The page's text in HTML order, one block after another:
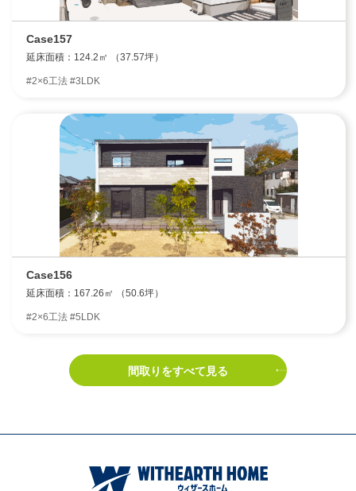
Case157
延床面積：124.2㎡ （37.57坪）
#2×6工法 #3LDK
Case156
延床面積：167.26㎡ （50.6坪）
#2×6工法 #5LDK
間取りをすべて見る